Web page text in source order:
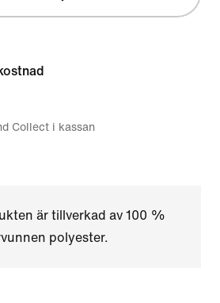
Collect i kassan
är tillverkad av 100 %
polyester.